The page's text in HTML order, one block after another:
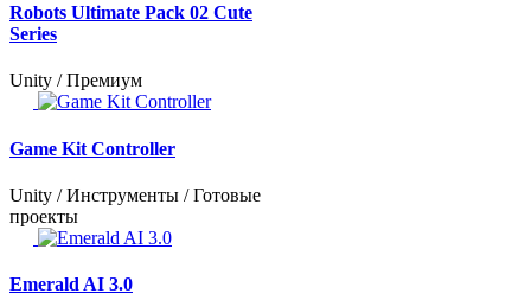
Robots Ultimate Pack 02 Cute
Series
Unity / Премиум
Game Kit Controller
Unity / Инструменты / Готовые
проекты
Emerald AI 3.0